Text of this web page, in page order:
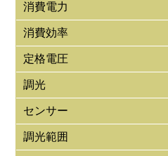
消費電力
消費効率
定格電圧
調光
センサー
調光範囲